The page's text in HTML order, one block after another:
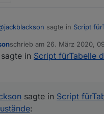
jackblackson sagte in Script
bei mir sieht es momentan so
es die Datenpunkte in der
ein Lowbat Meldung in den
schrieb am 26. März 2020,
zuletzt editiert von
sagte in Script fürTabelle
sagte in Script
: